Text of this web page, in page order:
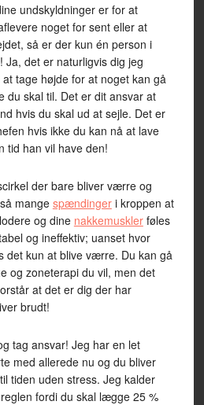
undskyldninger er for at
noget for sent eller at
så er der kun én person i
det er naturligvis dig jeg
tage højde for at noget kan gå
du skal til. Det er dit ansvar at
hvis du skal ud at sejle. Det er
hvis ikke du kan nå at lave
tid han vil have den!
der bare bliver værre og
mange spændingeri kroppen at
og dine nakkemusklerføles
og ineffektiv; uanset hvor
det kun at blive værre. Du kan gå
og zoneterapi du vil, men det
at det er dig der har
brudt!
tag ansvar! Jeg har en let
med allerede nu og du bliver
tiden uden stress. Jeg kalder
fordi du skal lægge 25 %